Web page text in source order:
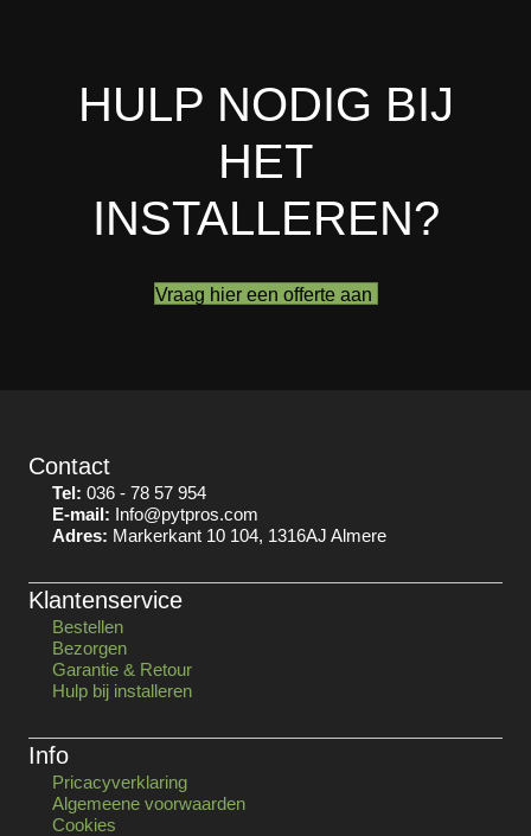
HULP NODIG BIJ
HET
INSTALLEREN?
Vraag hier een offerte aan
Contact
Tel: 036 - 78 57 954
E-mail: Info@pytpros.com
Adres: Markerkant 10 104, 1316AJ Almere
Klantenservice
Bestellen
Bezorgen
Garantie & Retour
Hulp bij installeren
Info
Pricacyverklaring
Algemeene voorwaarden
Cookies